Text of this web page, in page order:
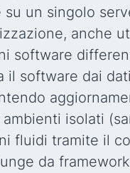
su un singolo
anche
software
il software dai
isolati
fluidi tramite il
da